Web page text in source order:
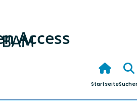
Access
Startseite